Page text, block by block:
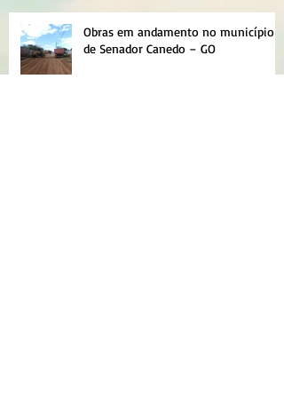
Obras em andamento no município
de Senador Canedo – GO